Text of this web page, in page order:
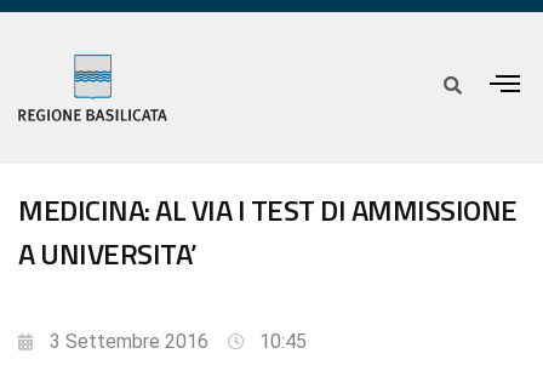
MEDICINA: AL VIA I TEST DI AMMISSIONE
A UNIVERSITA’
3 Settembre 2016 10:45